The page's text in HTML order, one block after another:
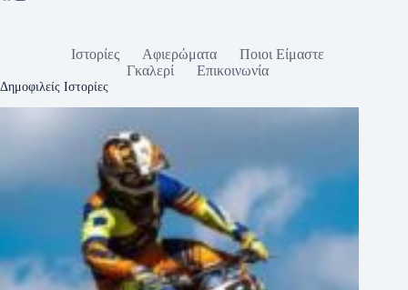
Ιστορίες Αφιερώματα
Ποιοι Είμαστε
Γκαλερί
Επικοινωνία
Δημοφιλείς Ιστορίες